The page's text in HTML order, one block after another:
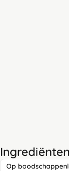
Ingrediënten
Op